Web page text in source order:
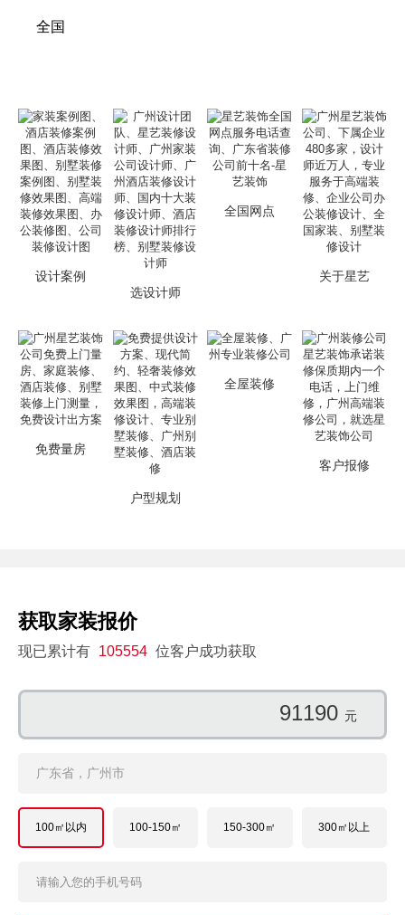
全国
设计案例
选设计师
全国网点
关于星艺
免费量房
户型规划
全屋装修
客户报修
获取家装报价
现已累计有 105554 位客户成功获取
91190 元
广东省，广州市
100㎡以内 100-150㎡ 150-300㎡ 300㎡以上